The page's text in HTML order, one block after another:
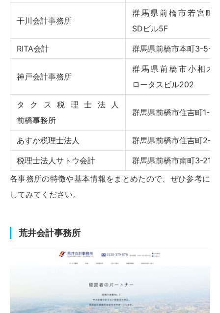
干川会計事務所
群馬県前橋市若宮町
SDビル5F
RITA会計 群馬県前橋市本町3-5-11
神戸会計事務所
群馬県前橋市小相木
ロータスビル202
タクス税理士法人
前橋事務所
群馬県前橋市住吉町1-
あすか税理士法人 群馬県前橋市住吉町2-
税理士法人サトウ会計
群馬県前橋市南町3-21-
各事務所の特徴や基本情報をまとめたので、ぜひ参考に
してみてください。
荒井会計事務所